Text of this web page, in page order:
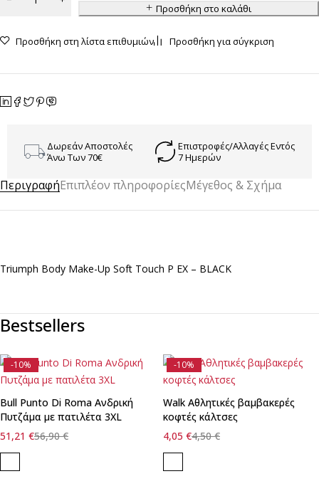
Προσθήκη στο καλάθι
Προσθήκη στη λίστα επιθυμιών Προσθήκη για σύγκριση
Δωρεάν Αποστολές
Άνω Των 70€
Επιστροφές/Αλλαγές Εντός
7 Ημερών
ΠεριγραφήΕπιπλέον πληροφορίεςΜέγεθος & Σχήμα
Triumph Body Make-Up Soft Touch P EX – BLACK
Bestsellers
-10%
Bull Punto Di Roma Ανδρική
Πυτζάμα με πατιλέτα 3XL
56,90€
51,21 €
-10%
Walk Αθλητικές βαμβακερές
κοφτές κάλτσες
4,50€
4,05 €